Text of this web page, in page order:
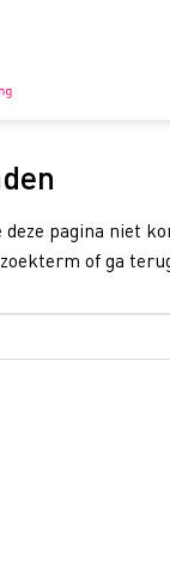
pagina niet
of ga